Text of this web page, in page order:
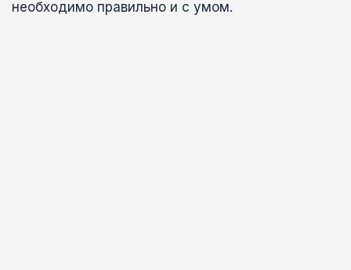
необходимо правильно и с умом.